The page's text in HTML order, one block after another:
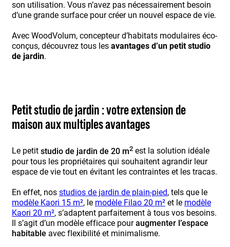
son utilisation. Vous n’avez pas nécessairement besoin
d’une grande surface pour créer un nouvel espace de vie.
Avec WoodVolum, concepteur d’habitats modulaires éco-
conçus, découvrez tous lesavantages d’un petit studio
de jardin.
Petit studio de jardin : votre extension de
maison aux multiples avantages
Le petitstudio de jardin de 20 m2 est la solution idéale
pour tous les propriétaires qui souhaitent agrandir leur
espace de vie tout en évitant les contraintes et les tracas.
En effet, nosstudios de jardin de plain-pied, tels que le
modèle Kaori 15 m², le modèle Filao 20 m²et le modèle
Kaori 20 m², s’adaptent parfaitement à tous vos besoins.
Il s’agit d’un modèle efficace pouraugmenter l’espace
habitable avec flexibilité et minimalisme.